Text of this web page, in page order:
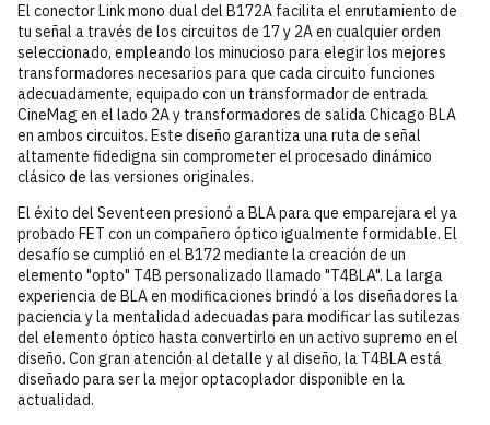
El conector Link mono dual del B172A facilita el enrutamiento de
tu señal a través de los circuitos de 17 y 2A en cualquier orden
seleccionado, empleando los minucioso para elegir los mejores
transformadores necesarios para que cada circuito funciones
adecuadamente, equipado con un transformador de entrada
CineMag en el lado 2A y transformadores de salida Chicago BLA
en ambos circuitos. Este diseño garantiza una ruta de señal
altamente fidedigna sin comprometer el procesado dinámico
clásico de las versiones originales.
El éxito del Seventeen presionó a BLA para que emparejara el ya
probado FET con un compañero óptico igualmente formidable. El
desafío se cumplió en el B172 mediante la creación de un
elemento "opto" T4B personalizado llamado "T4BLA". La larga
experiencia de BLA en modificaciones brindó a los diseñadores la
paciencia y la mentalidad adecuadas para modificar las sutilezas
del elemento óptico hasta convertirlo en un activo supremo en el
diseño. Con gran atención al detalle y al diseño, la T4BLA está
diseñado para ser la mejor optacoplador disponible en la
actualidad.